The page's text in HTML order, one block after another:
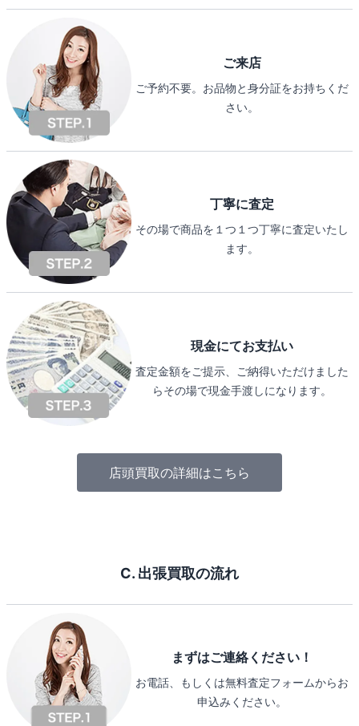
ご来店
ご予約不要。お品物と身分証をお持ちくだ
さい。
丁寧に査定
その場で商品を１つ１つ丁寧に査定いたし
ます。
現金にてお支払い
査定金額をご提示、ご納得いただけました
らその場で現金手渡しになります。
店頭買取の詳細はこちら
C. 出張買取の流れ
まずはご連絡ください！
お電話、もしくは無料査定フォームからお
申込みください。